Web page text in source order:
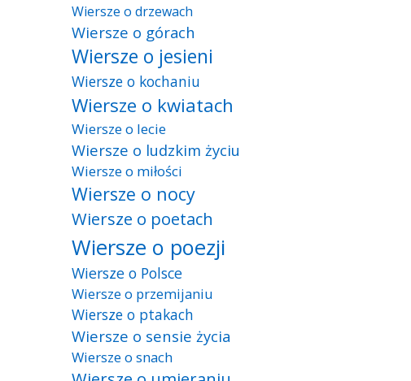
Wiersze o drzewach
Wiersze o górach
Wiersze o jesieni
Wiersze o kochaniu
Wiersze o kwiatach
Wiersze o lecie
Wiersze o ludzkim życiu
Wiersze o miłości
Wiersze o nocy
Wiersze o poetach
Wiersze o poezji
Wiersze o Polsce
Wiersze o przemijaniu
Wiersze o ptakach
Wiersze o sensie życia
Wiersze o snach